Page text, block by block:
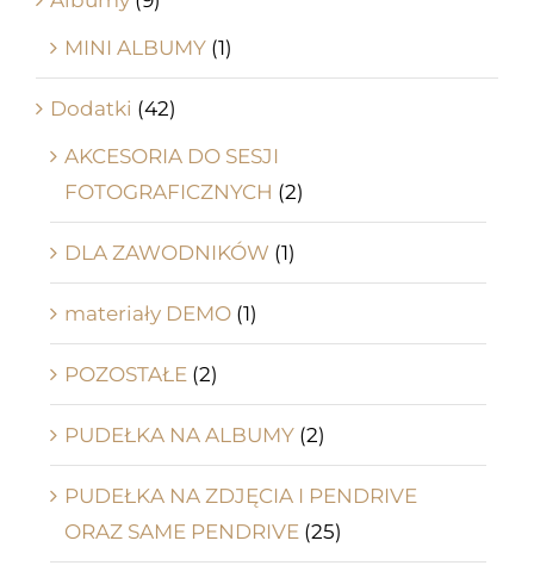
MINI ALBUMY (1)
Dodatki (42)
AKCESORIA DO SESJI
FOTOGRAFICZNYCH (2)
DLA ZAWODNIKÓW (1)
materiały DEMO (1)
POZOSTAŁE (2)
PUDEŁKA NA ALBUMY (2)
PUDEŁKA NA ZDJĘCIA I PENDRIVE
ORAZ SAME PENDRIVE (25)